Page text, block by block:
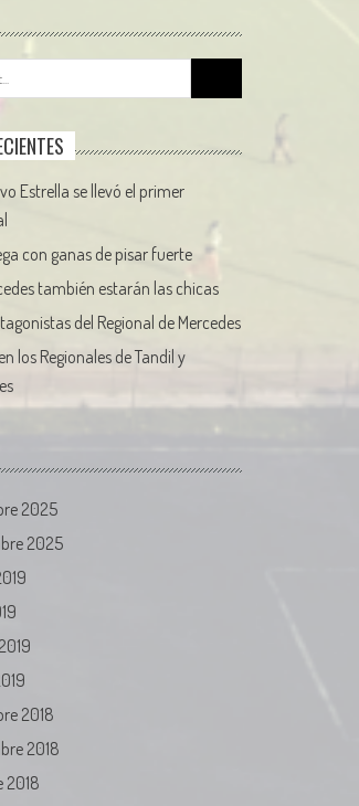
Estrella se llevó el primer
con ganas de pisar fuerte
también estarán las chicas
del Regional de Mercedes
los Regionales de Tandil y
2025
2025
2018
2018
2018